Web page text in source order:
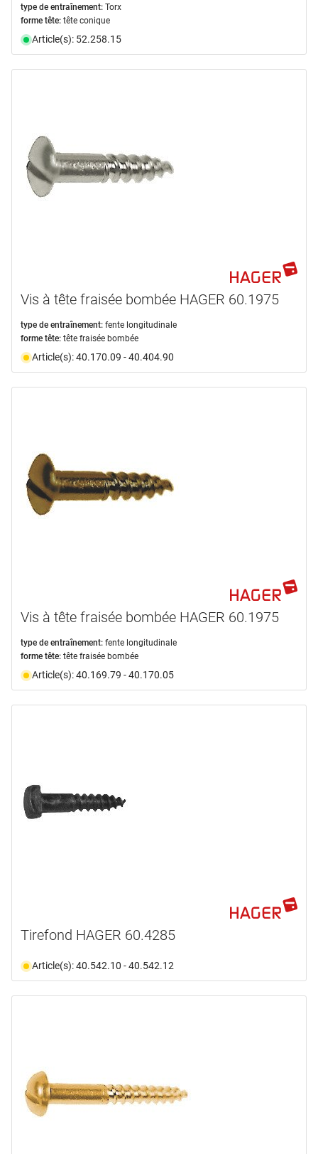
type de entraînement: Torx
forme tête: tête conique
Article(s): 52.258.15
Vis à tête fraisée bombée HAGER 60.1975
type de entraînement: fente longitudinale
forme tête: tête fraisée bombée
Article(s): 40.170.09 - 40.404.90
Vis à tête fraisée bombée HAGER 60.1975
type de entraînement: fente longitudinale
forme tête: tête fraisée bombée
Article(s): 40.169.79 - 40.170.05
Tirefond HAGER 60.4285
Article(s): 40.542.10 - 40.542.12